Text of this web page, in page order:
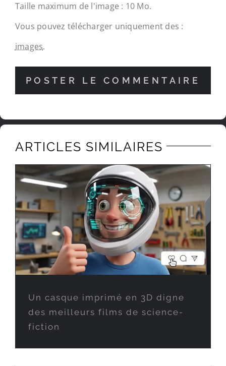
Taille maximum de l'image : 10 Mo.
Vous pouvez télécharger uniquement des :
images.
ARTICLES SIMILAIRES
Un casque imprimé en 3D digne
des meilleurs films de science-
fiction